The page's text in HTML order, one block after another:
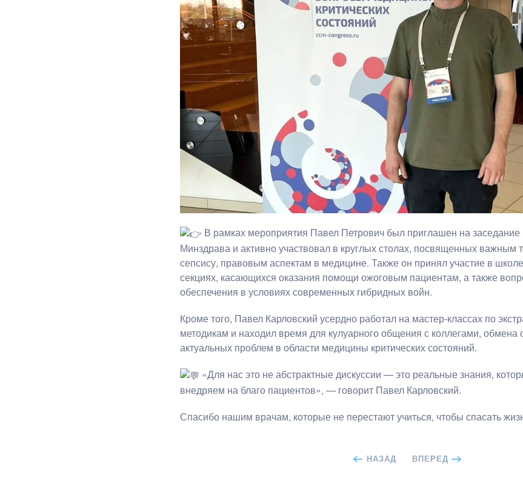
В рамках мероприятия Павел Петрович был приглашен на
Минздрава и активно участвовал в круглых столах, посвященных важным
сепсису, правовым аспектам в медицине. Также он принял участие в
секциях, касающихся оказания помощи ожоговым пациентам, а также
обеспечения в условиях современных гибридных войн.
Кроме того, Павел Карловский усердно работал на мастер-классах по
методикам и находил время для кулуарного общения с коллегами,
актуальных проблем в области медицины критических состояний.
«Для нас это не абстрактные дискуссии — это реальные знания,
внедряем на благо пациентов», — говорит Павел Карловский.
Спасибо нашим врачам, которые не перестают учиться, чтобы спасать
НАЗАД ВПЕРЕД